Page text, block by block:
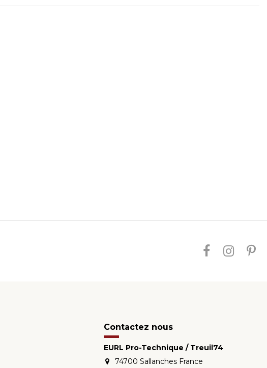
Contactez nous
EURL Pro-Technique / Treuil74
74700 Sallanches France